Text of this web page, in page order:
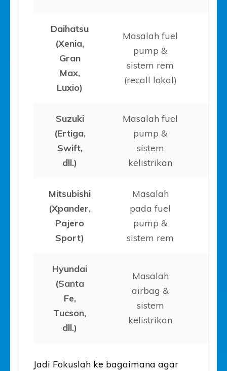
Daihatsu
(Xenia,
Gran
Max,
Luxio)
Masalah fuel
pump &
sistem rem
(recall lokal)
Suzuki
(Ertiga,
Swift,
dll.)
Masalah fuel
pump &
sistem
kelistrikan
Mitsubishi
(Xpander,
Pajero
Sport)
Masalah
pada fuel
pump &
sistem rem
Hyundai
(Santa
Fe,
Tucson,
dll.)
Masalah
airbag &
sistem
kelistrikan
Jadi Fokuslah ke bagaimana agar